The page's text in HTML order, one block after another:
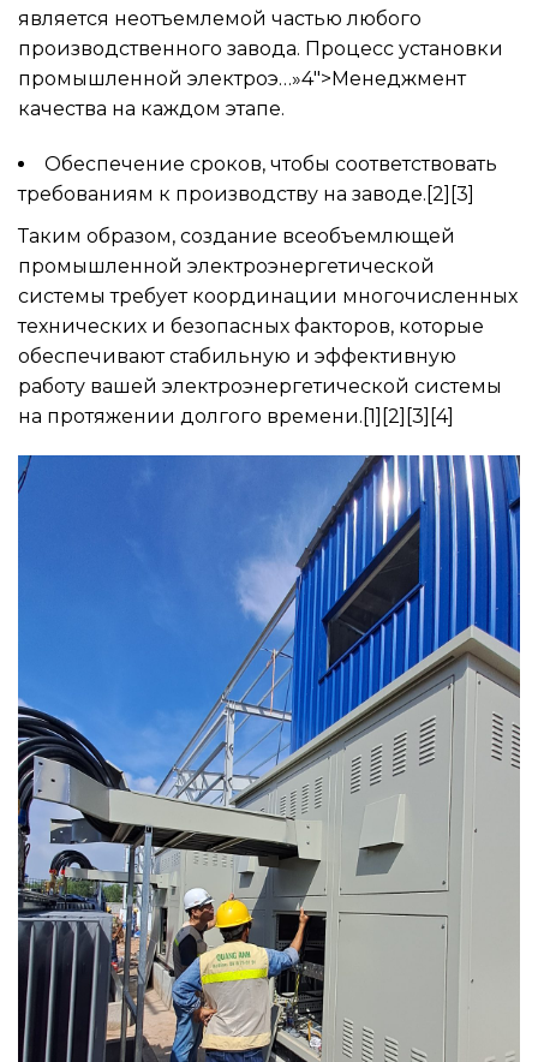
является неотъемлемой частью любого
производственного завода. Процесс установки
промышленной электроэ…»4″>Менеджмент
качества на каждом этапе.
Обеспечение сроков, чтобы соответствовать
требованиям к производству на заводе.[2][3]
Таким образом, создание всеобъемлющей
промышленной электроэнергетической
системы требует координации многочисленных
технических и безопасных факторов, которые
обеспечивают стабильную и эффективную
работу вашей электроэнергетической системы
на протяжении долгого времени.[1][2][3][4]